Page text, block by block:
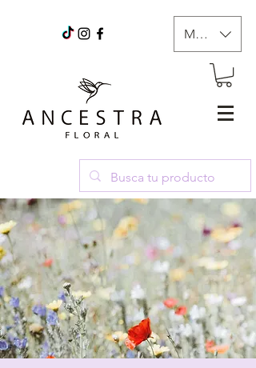
MXN ($)